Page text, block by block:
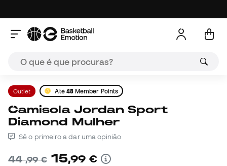
Outlet Até 48Member Points
Camisola Jordan Sport
Diamond Mulher
Sê o primeiro a dar uma opinião
44,99 € 15,99 €